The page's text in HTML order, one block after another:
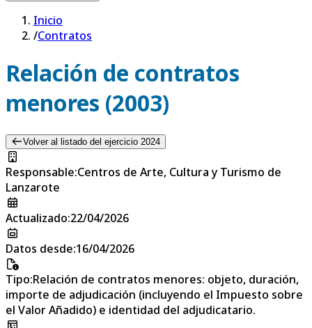
Inicio
/Contratos
Relación de contratos
menores (2003)
Volver al listado del ejercicio 2024
Responsable:Centros de Arte, Cultura y Turismo de
Lanzarote
Actualizado:22/04/2026
Datos desde:16/04/2026
Tipo:Relación de contratos menores: objeto, duración,
importe de adjudicación (incluyendo el Impuesto sobre
el Valor Añadido) e identidad del adjudicatario.